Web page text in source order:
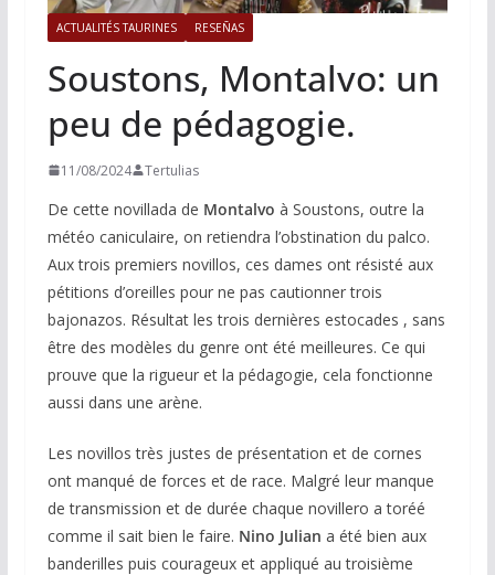
ACTUALITÉS TAURINES RESEÑAS
Soustons, Montalvo: un
peu de pédagogie.
11/08/2024 Tertulias
De cette novillada de Montalvo à Soustons, outre la
météo caniculaire, on retiendra l’obstination du palco.
Aux trois premiers novillos, ces dames ont résisté aux
pétitions d’oreilles pour ne pas cautionner trois
bajonazos. Résultat les trois dernières estocades , sans
être des modèles du genre ont été meilleures. Ce qui
prouve que la rigueur et la pédagogie, cela fonctionne
aussi dans une arène.
Les novillos très justes de présentation et de cornes
ont manqué de forces et de race. Malgré leur manque
de transmission et de durée chaque novillero a toréé
comme il sait bien le faire. Nino Julian a été bien aux
banderilles puis courageux et appliqué au troisième